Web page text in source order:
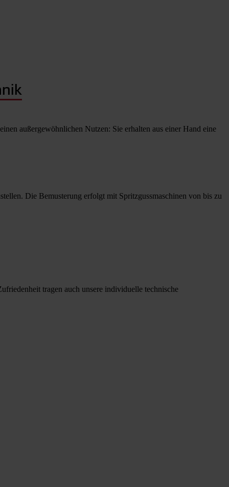
außergewöhnlichen Nutzen: Sie erhalten aus einer Hand eine
Die Bemusterung erfolgt mit Spritzgussmaschinen von bis zu
tragen auch unsere individuelle technische